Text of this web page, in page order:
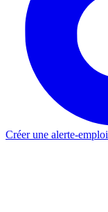
Créer une alerte-emploi